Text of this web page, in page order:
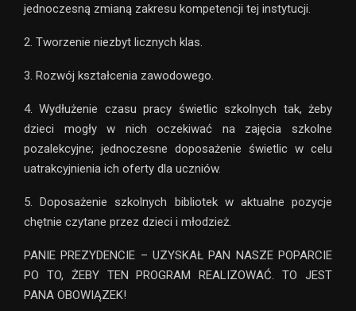
jednoczesną zmianą zakresu kompetencji tej instytucji.
2. Tworzenie niezbyt licznych klas.
3. Rozwój kształcenia zawodowego.
4. Wydłużenie czasu pracy świetlic szkolnych tak, żeby
dzieci mogły w nich oczekiwać na zajęcia szkolne
pozalekcyjne; jednoczesne doposażenie świetlic w celu
uatrakcyjnienia ich oferty dla uczniów.
5. Doposażenie szkolnych bibliotek w aktualne pozycje
chętnie czytane przez dzieci i młodzież.
PANIE PREZYDENCIE – UZYSKAŁ PAN NASZE POPARCIE
PO TO, ŻEBY TEN PROGRAM REALIZOWAĆ. TO JEST
PANA OBOWIĄZEK!